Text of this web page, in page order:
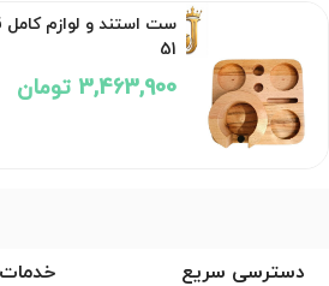
ست استند و لوازم کامل
51
3,463,900 تومان
دسترسی سریع خدمات